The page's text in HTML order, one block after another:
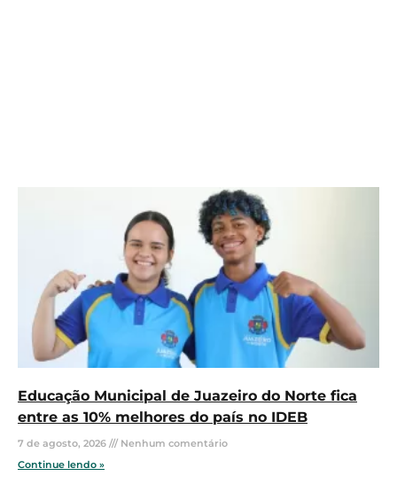
Educação Municipal de Juazeiro do Norte fica
entre as 10% melhores do país no IDEB
7 de agosto, 2026
Nenhum comentário
Continue lendo »